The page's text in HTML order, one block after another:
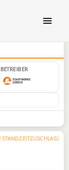
BETREIBER
STANDZEITZUSCHLAG)